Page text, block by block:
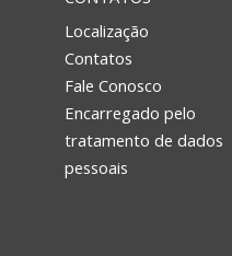
Localização
Contatos
Fale Conosco
Encarregado pelo
tratamento de dados
pessoais